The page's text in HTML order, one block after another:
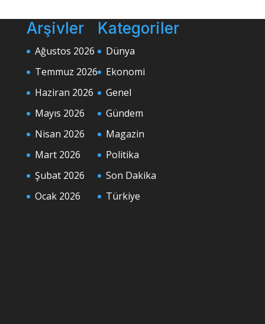
Arşivler
Ağustos 2026
Temmuz 2026
Haziran 2026
Mayıs 2026
Nisan 2026
Mart 2026
Şubat 2026
Ocak 2026
Kategoriler
Dünya
Ekonomi
Genel
Gündem
Magazin
Politika
Son Dakika
Türkiye